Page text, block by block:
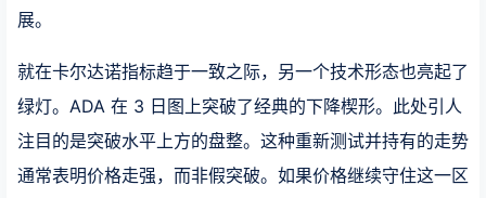
展。
就在卡尔达诺指标趋于一致之际，另一个技术形态也亮起了
绿灯。ADA 在 3 日图上突破了经典的下降楔形。此处引人
注目的是突破水平上方的盘整。这种重新测试并持有的走势
通常表明价格走强，而非假突破。如果价格继续守住这一区